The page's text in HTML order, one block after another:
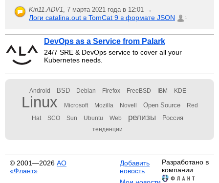
Kiri11.ADV1, 7 марта 2021 года в 12:01 →
Логи catalina.out в TomCat 9 в формате JSON 1
DevOps as a Service from Palark
24/7 SRE & DevOps service to cover all your
Kubernetes needs.
Android BSD Debian Firefox FreeBSD IBM KDE
Linux Microsoft Mozilla Novell Open Source Red
Hat SCO Sun Ubuntu Web релизы Россия
тенденции
© 2001—2026 АО
«Флант»
Добавить
новость
Разработано в
компании